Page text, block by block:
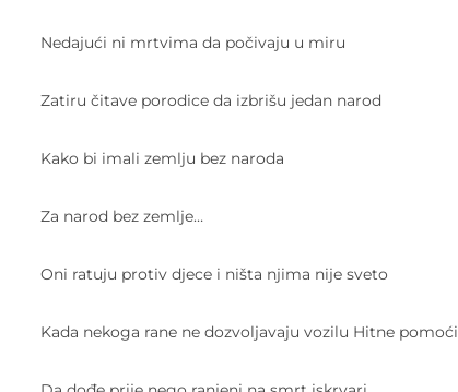
Nedajući ni mrtvima da počivaju u miru
Zatiru čitave porodice da izbrišu jedan narod
Kako bi imali zemlju bez naroda
Za narod bez zemlje…
Oni ratuju protiv djece i ništa njima nije sveto
Kada nekoga rane ne dozvoljavaju vozilu Hitne pomoći